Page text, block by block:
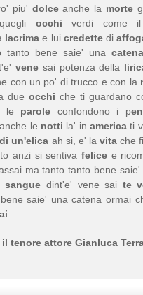
piu' dolceanche la morte
occhi verdi come il
lacrima e lui credettedi
tanto bene saie' una catena
vene sai potenza della
con un po' di trucco e con la
due occhi che ti guardano
le parole confondono i p
anche le notti la' inamericati
un'elica ah si, e' la vitache
anzi si sentiva felicee
ma tanto tanto bene saie'
sangue dint'e' vene sai te
saie' una catena ormai
tenore attore Gianluca